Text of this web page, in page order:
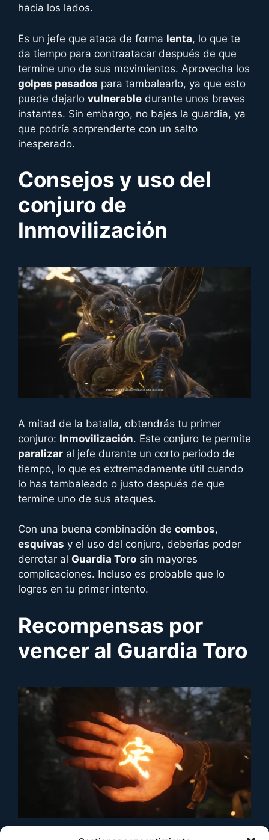
hacia los lados.
Es un jefe que ataca de forma lenta, lo que te
da tiempo para contraatacar después de que
termine uno de sus movimientos. Aprovecha los
golpes pesados para tambalearlo, ya que esto
puede dejarlo vulnerable durante unos breves
instantes. Sin embargo, no bajes la guardia, ya
que podría sorprenderte con un salto
inesperado.
Consejos y uso del
conjuro de
Inmovilización
A mitad de la batalla, obtendrás tu primer
conjuro: Inmovilización. Este conjuro te permite
paralizar al jefe durante un corto periodo de
tiempo, lo que es extremadamente útil cuando
lo has tambaleado o justo después de que
termine uno de sus ataques.
Con una buena combinación de combos,
esquivas y el uso del conjuro, deberías poder
derrotar al Guardia Toro sin mayores
complicaciones. Incluso es probable que lo
logres en tu primer intento.
Recompensas por
vencer al Guardia Toro